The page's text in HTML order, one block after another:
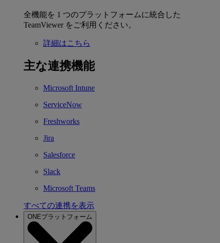
全機能を 1 つのプラットフォームに統合した
TeamViewer をご利用ください。
詳細はこちら
主な連携機能
Microsoft Intune
ServiceNow
Freshworks
Jira
Salesforce
Slack
Microsoft Teams
すべての連携を表示
ONEプラットフォーム